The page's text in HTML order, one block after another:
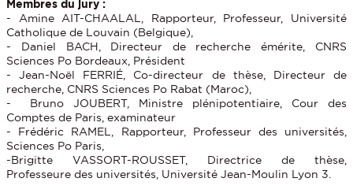
Membres du jury :
- Amine AIT-CHAALAL, Rapporteur, Professeur, Université
Catholique de Louvain (Belgique),
- Daniel BACH, Directeur de recherche émérite, CNRS
Sciences Po Bordeaux, Président
- Jean-Noël FERRIÉ, Co-directeur de thèse, Directeur de
recherche, CNRS Sciences Po Rabat (Maroc),
- Bruno JOUBERT, Ministre plénipotentiaire, Cour des
Comptes de Paris, examinateur
- Frédéric RAMEL, Rapporteur, Professeur des universités,
Sciences Po Paris,
-Brigitte VASSORT-ROUSSET, Directrice de thèse,
Professeure des universités, Université Jean-Moulin Lyon 3.